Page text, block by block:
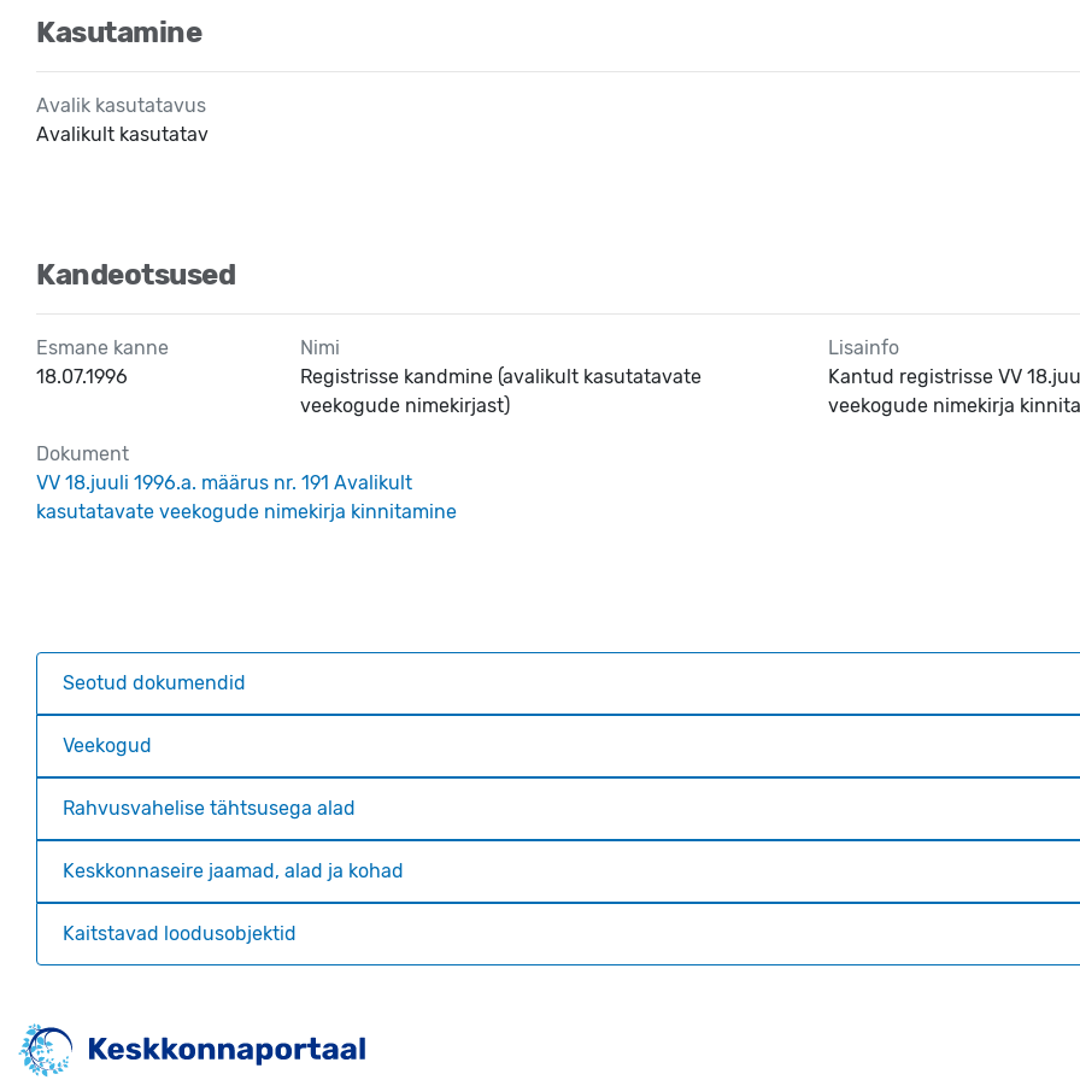
Kasutamine
Avalik kasutatavus
Avalikult kasutatav
Kandeotsused
Esmane kanne
18.07.1996
Nimi
Registrisse kandmine (avalikult kasutatavate
veekogude nimekirjast)
Lisainfo
Kantud registrisse VV
veekogude nimekirja
Dokument
VV 18.juuli 1996.a. määrus nr. 191 Avalikult
kasutatavate veekogude nimekirja kinnitamine
Seotud dokumendid
Veekogud
Rahvusvahelise tähtsusega alad
Keskkonnaseire jaamad, alad ja kohad
Kaitstavad loodusobjektid